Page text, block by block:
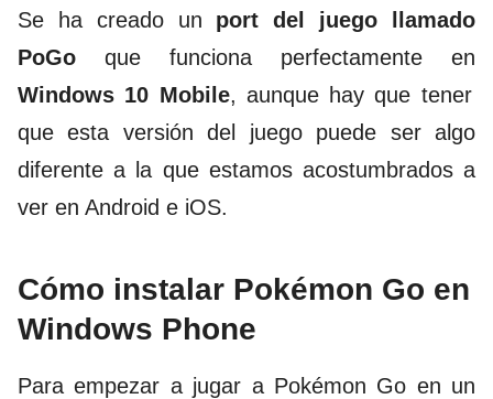
Se ha creado un port del juego llamado
PoGo que funciona perfectamente en
Windows 10 Mobile, aunque hay que tener
que esta versión del juego puede ser algo
diferente a la que estamos acostumbrados a
ver en Android e iOS.
Cómo instalar Pokémon Go en
Windows Phone
Para empezar a jugar a Pokémon Go en un